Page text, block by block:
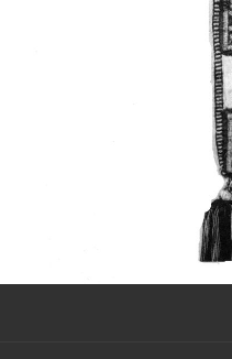
двухэтажный
XVIII веке по
оставался самым
второе место, после
Один из самых
портового города
Масштабность,
заслуженно
иконостас
царскими вратами,
собой поистине
шитьем,
неповторимый
поражающий